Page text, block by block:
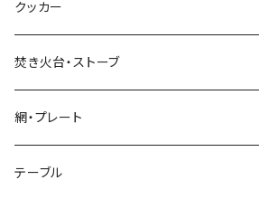
ネイルペグ
V字型
Y字型
シングルマグ
シェラカップ
ダブルウォールカップ
リッド（蓋）
クッカー
焚き火台・ストーブ
網・プレート
テーブル